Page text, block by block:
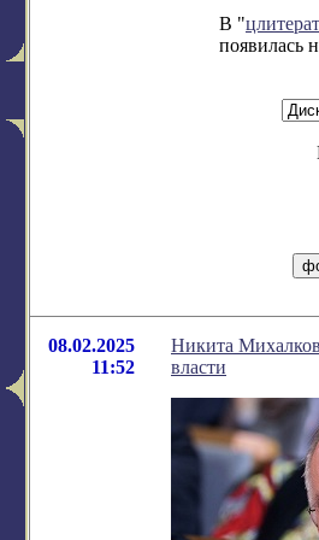
В "
появилась
08.02.2025
11:52
Никита
власти